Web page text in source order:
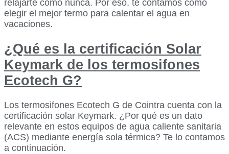
relajarte como nunca. Por eso, te contamos cómo
elegir el mejor termo para calentar el agua en
vacaciones.
¿Qué es la certificación Solar
Keymark de los termosifones
Ecotech G?
Los termosifones Ecotech G de Cointra cuenta con la
certificación solar Keymark. ¿Por qué es un dato
relevante en estos equipos de agua caliente sanitaria
(ACS) mediante energía sola térmica? Te lo contamos
a continuación.